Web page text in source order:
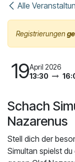
Alle
Registrierungen
19April 2026
13:30
Schach
Nazarenus
Stell dich der
Simultan spielst